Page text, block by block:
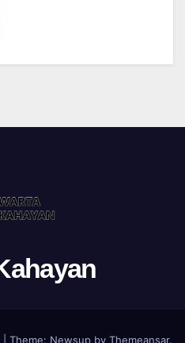
Theme: Newsup by Themeansar.